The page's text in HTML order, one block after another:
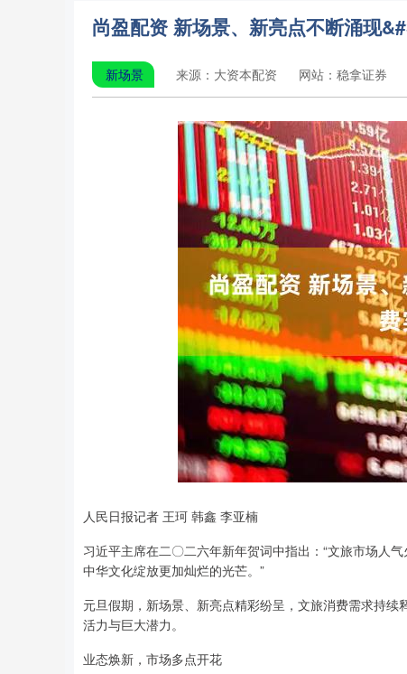
尚盈配资 新场景、新亮点不断涌现
新场景 来源：大资本配资 网站：稳拿证券
人民日报记者 王珂 韩鑫 李亚楠
习近平主席在二〇二六年新年贺词中指出：“文旅市场人气
中华文化绽放更加灿烂的光芒。”
元旦假期，新场景、新亮点精彩纷呈，文旅消费需求持
活力与巨大潜力。
业态焕新，市场多点开花